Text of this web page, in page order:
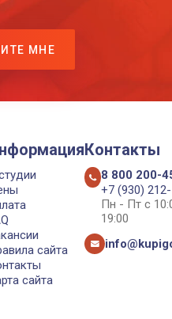
МНЕ
сайта
сайта
Контакты
8 800 200-
+7 (930)
Пн - Пт с
19:00